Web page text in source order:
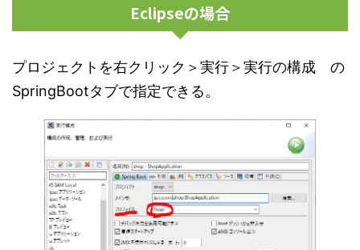
Eclipseの場合
プロジェクトを右クリック＞実行＞実行の構成 の
SpringBootタブで指定できる。